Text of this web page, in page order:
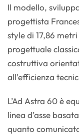
Il modello,
progettista
style di 17,86
progettuale
costruttiva
all’efficienza
L’Ad Astra 60 è
linea d’asse
quanto